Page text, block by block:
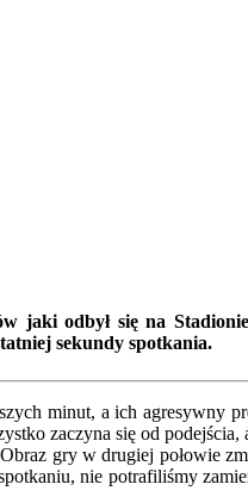
jaki odbył się na
sekundy spotkania.
minut, a ich agresywny
zaczyna się od
gry w drugiej połowie
nie potrafiliśmy